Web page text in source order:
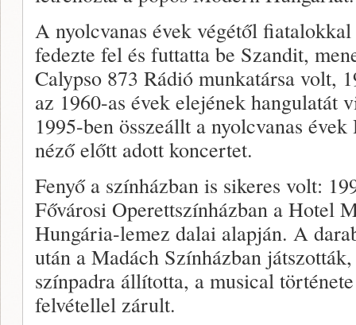
A nyolcvanas évek végétől
fedezte fel és futtatta be Szandit,
Calypso 873 Rádió munkatársa volt,
az 1960-as évek elejének hangulatát
1995-ben összeállt a nyolcvanas
néző előtt adott koncertet.
Fenyő a színházban is sikeres volt:
Fővárosi Operettszínházban a Hotel
Hungária-lemez dalai alapján. A
után a Madách Színházban
színpadra állította, a musical
felvétellel zárult.